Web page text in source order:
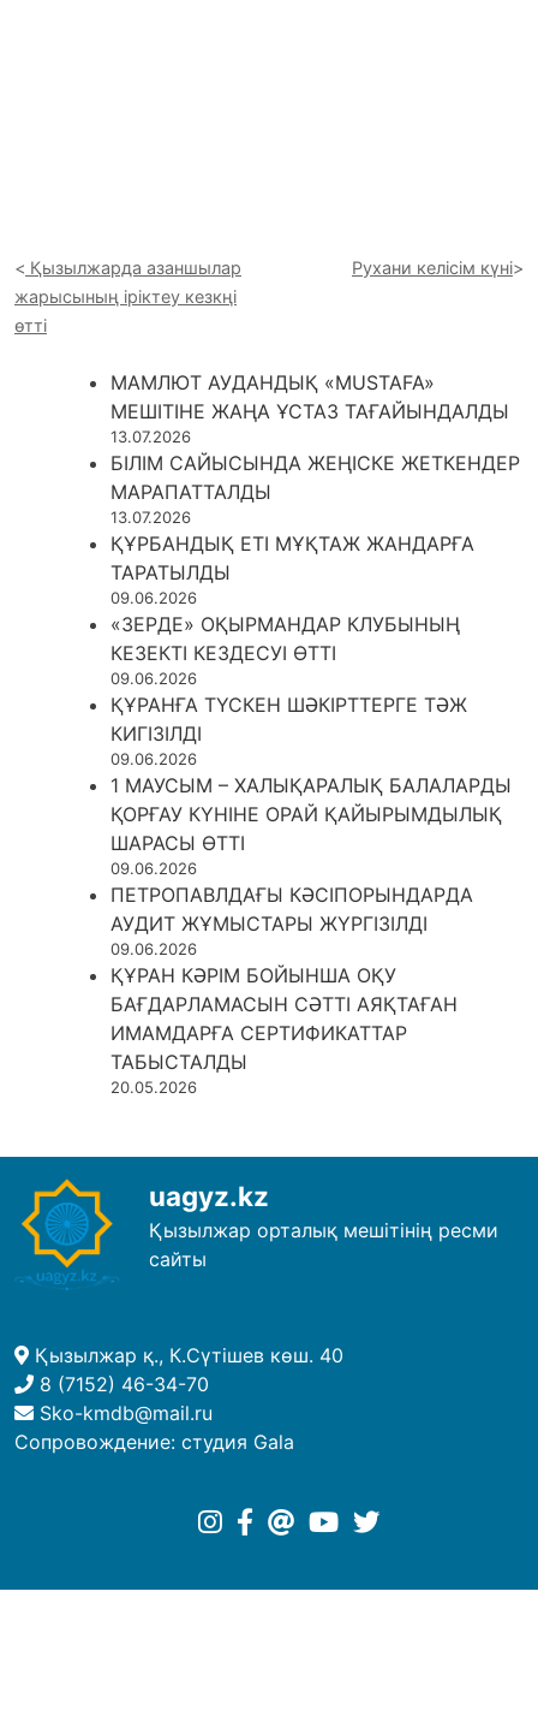
Қызылжарда азаншылар
жарысының іріктеу кезкңі
өтті
Рухани келісім күні
МАМЛЮТ АУДАНДЫҚ «MUSTAFA»
МЕШІТІНЕ ЖАҢА ҰСТАЗ ТАҒАЙЫНДАЛДЫ
13.07.2026
БІЛІМ САЙЫСЫНДА ЖЕҢІСКЕ ЖЕТКЕНДЕР
МАРАПАТТАЛДЫ
13.07.2026
ҚҰРБАНДЫҚ ЕТІ МҰҚТАЖ ЖАНДАРҒА
ТАРАТЫЛДЫ
09.06.2026
«ЗЕРДЕ» ОҚЫРМАНДАР КЛУБЫНЫҢ
КЕЗЕКТІ КЕЗДЕСУІ ӨТТІ
09.06.2026
ҚҰРАНҒА ТҮСКЕН ШӘКІРТТЕРГЕ ТӘЖ
КИГІЗІЛДІ
09.06.2026
1 МАУСЫМ – ХАЛЫҚАРАЛЫҚ БАЛАЛАРДЫ
ҚОРҒАУ КҮНІНЕ ОРАЙ ҚАЙЫРЫМДЫЛЫҚ
ШАРАСЫ ӨТТІ
09.06.2026
ПЕТРОПАВЛДАҒЫ КӘСІПОРЫНДАРДА
АУДИТ ЖҰМЫСТАРЫ ЖҮРГІЗІЛДІ
09.06.2026
ҚҰРАН КӘРІМ БОЙЫНША ОҚУ
БАҒДАРЛАМАСЫН СӘТТІ АЯҚТАҒАН
ИМАМДАРҒА СЕРТИФИКАТТАР
ТАБЫСТАЛДЫ
20.05.2026
uagyz.kz
Қызылжар орталық мешітінің ресми
сайты
Қызылжар қ., К.Сүтішев көш. 40
8 (7152) 46-34-70
Sko-kmdb@mail.ru
Сопровождение: студия Gala